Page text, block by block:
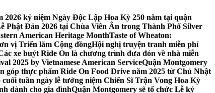
2026 kỷ niệm Ngày Độc Lập Hoa Kỳ 250 năm tại quận
Phật Đản 2026 tại Chùa Viên Ân trong Thành Phố Silver
American Heritage MonthTaste of Wheaton:
vị Triển lãm Cộng đồngHội nghị truyện tranh miễn phí
xe buýt Ride On là chương trình đưa đón về nhà miễn
2025 by Vietnamese American ServiceQuận Montgomery
góp thực phẩm Ride On Food Drive năm 2025 từ Chủ Nhật
tuần ngày lễ tưởng niệm Chiến Sĩ Trận Vong Hoa Kỳ
dành cho gia đìnhQuận Montgomery sẽ tổ chức Lễ kỷ